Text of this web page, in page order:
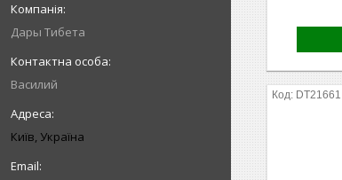
Дары Тибета
Василий
Київ, Україна
DT21661